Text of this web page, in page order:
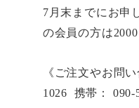
7 月末までにお申
の会員の方は2000
《ご注文やお問
1026 携帯：